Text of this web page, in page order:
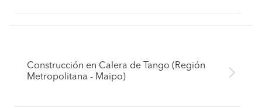
Construcción en Calera de Tango (Región
Metropolitana - Maipo)